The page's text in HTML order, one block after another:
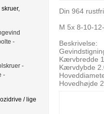
skruer,
-
-
-
/ lige
Din 964
M 5x 8-10-
Beskrivelse:
Kærvbredde
Kærvdybde
Hovedhøjde